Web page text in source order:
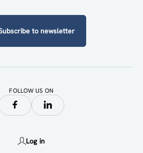
to newsletter
FOLLOW US ON
Log in